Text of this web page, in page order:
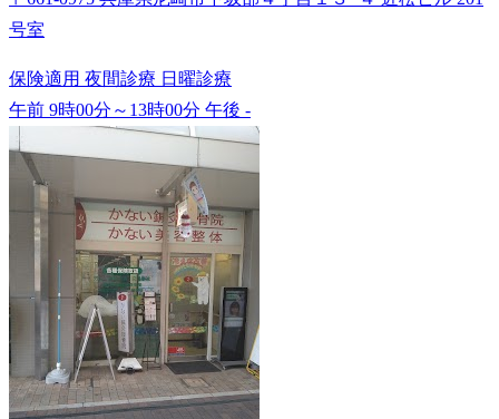
号室
保険適用 夜間診療 日曜診療
午前 9時00分～13時00分 午後 -